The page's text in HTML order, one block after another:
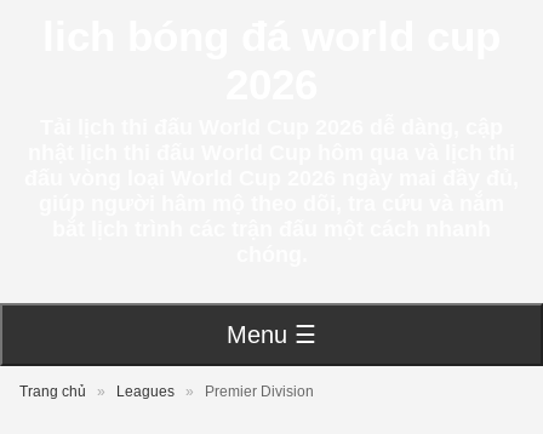
Menu ☰
Trang chủ » Leagues » Premier Division